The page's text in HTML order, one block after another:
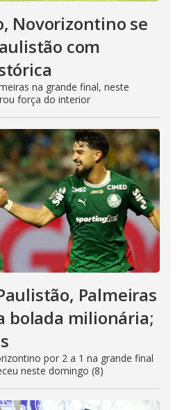
Novorizontino se
com
na grande final, neste
força do interior
Palmeiras
bolada milionária;
por 2 a 1 na grande final
neste domingo (8)